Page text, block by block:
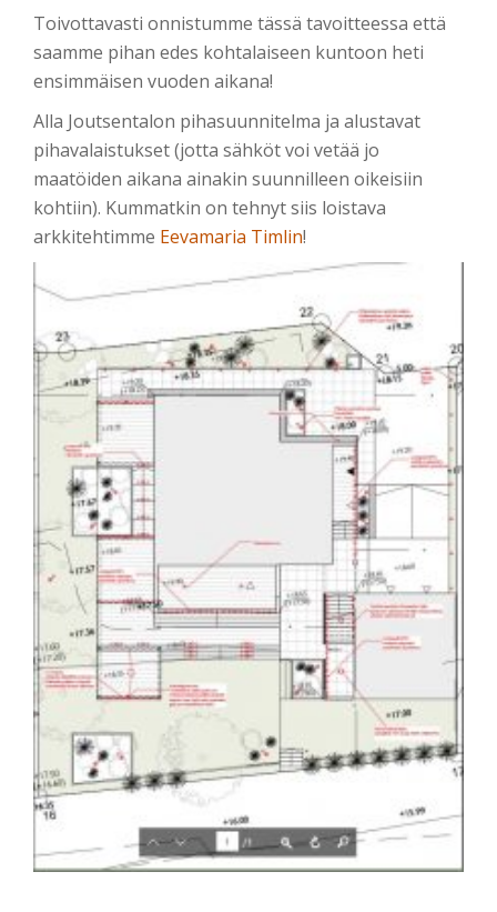
Toivottavasti onnistumme tässä tavoitteessa että
saamme pihan edes kohtalaiseen kuntoon heti
ensimmäisen vuoden aikana!
Alla Joutsentalon pihasuunnitelma ja alustavat
pihavalaistukset (jotta sähköt voi vetää jo
maatöiden aikana ainakin suunnilleen oikeisiin
kohtiin). Kummatkin on tehnyt siis loistava
arkkitehtimme Eevamaria Timlin!